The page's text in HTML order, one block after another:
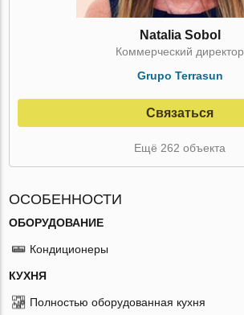
Natalia Sobol
Коммерческий директор
Grupo Terrasun
Связаться
Ещё 262 объекта
ОСОБЕННОСТИ
ОБОРУДОВАНИЕ
Кондиционеры
КУХНЯ
Полностью оборудованная кухня